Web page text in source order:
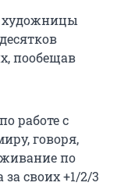
художницы
пообещав
работе с
говоря,
по
за своих +1/2/3